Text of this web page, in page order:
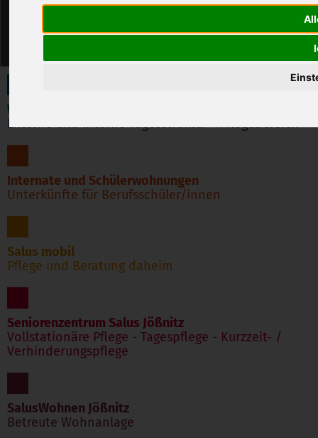
gGmbH!
stöbern Sie gern durch unsere aktuellen
Wohnstätte Syratal Kauschwitz
Externe und interne Tagesstruktur - Pflegebereich
Internate und Schülerwohnungen
Unterkünfte für Berufsschüler/innen
Salus mobil
Pflege und Beratung daheim
Seniorenzentrum Salus Jößnitz
Vollstationäre Pflege - Tagespflege - Kurzzeit- /
Verhinderungspflege
SalusWohnen Jößnitz
Betreute Wohnanlage